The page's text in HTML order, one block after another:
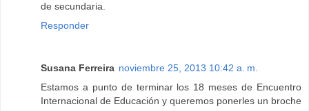
de secundaria.
Responder
Susana Ferreira noviembre 25, 2013 10:42 a. m.
Estamos a punto de terminar los 18 meses de Encuentro
Internacional de Educación y queremos ponerles un broche